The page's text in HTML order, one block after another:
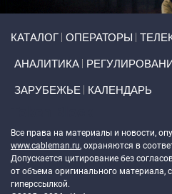
КАТАЛОГ ОПЕРАТОРЫ
АНАЛИТИКА
ЗАРУБЕЖЬЕ КАЛЕНДАРЬ
Все права на материалы и новости,
www.cableman.ru, охраняются в
Допускается цитирование без
от объема оригинального материала,
гиперссылкой.